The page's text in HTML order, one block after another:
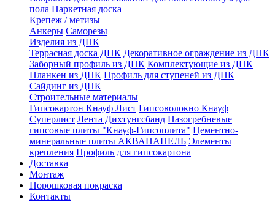
пола Паркетная доска
Крепеж / метизы
Анкеры Саморезы
Изделия из ДПК
Террасная доска ДПК Декоративное ограждение из ДПК
Заборный профиль из ДПК Комплектующие из ДПК
Планкен из ДПК Профиль для ступеней из ДПК
Сайдинг из ДПК
Строительные материалы
Гипсокартон Кнауф Лист Гипсоволокно Кнауф
Суперлист Лента Дихтунгсбанд Пазогребневые
гипсовые плиты "Кнауф-Гипсоплита" Цементно-
минеральные плиты АКВАПАНЕЛЬ Элементы
крепления Профиль для гипсокартона
Доставка
Монтаж
Порошковая покраска
Контакты